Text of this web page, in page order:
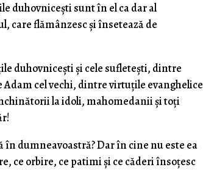
duhovnicești sunt în el ca dar al
care flămânzesc și însetează de
duhovnicești și cele sufletești, dintre
cel vechi, dintre virtuțile evanghelice
la idoli, mahomedanii și toți
dumneavoastră? Dar în cine nu este ea
ce orbire, ce patimi și ce căderi însoțesc